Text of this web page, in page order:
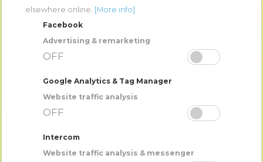
elsewhere online. [More info]
Facebook
Advertising & remarketing
OFF
Google Analytics & Tag Manager
Website traffic analysis
OFF
Intercom
Website traffic analysis & messenger